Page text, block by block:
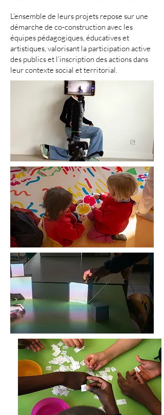
L’ensemble de leurs projets repose sur une
démarche de co-construction avec les
équipes pédagogiques, éducatives et
artistiques, valorisant la participation active
des publics et l’inscription des actions dans
leur contexte social et territorial.